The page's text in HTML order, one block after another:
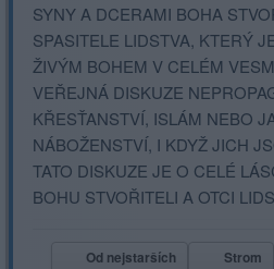
SYNY A DCERAMI BOHA
SPASITELE LIDSTVA, KTERÝ
ŽIVÝM BOHEM V CELÉM
VEŘEJNÁ DISKUZE
KŘESŤANSTVÍ, ISLÁM NEBO
NÁBOŽENSTVÍ, I KDYŽ JICH
TATO DISKUZE JE O CELÉ
BOHU STVOŘITELI A OTCI
Od nejstarších Strom